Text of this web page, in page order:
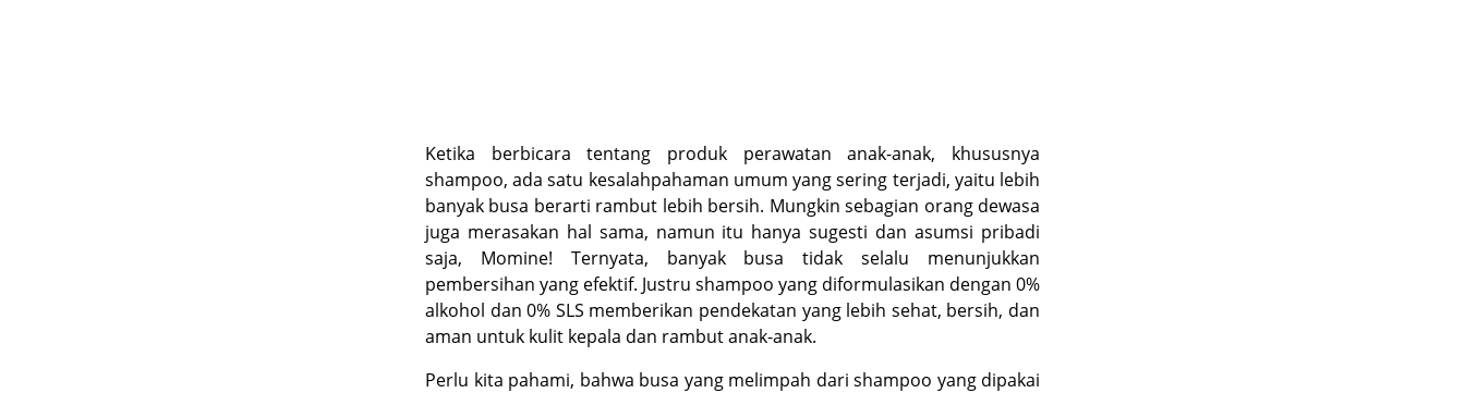
Ketika berbicara tentang produk perawatan anak-anak, khususnya
shampoo, ada satu kesalahpahaman umum yang sering terjadi, yaitu lebih
banyak busa berarti rambut lebih bersih. Mungkin sebagian orang dewasa
juga merasakan hal sama, namun itu hanya sugesti dan asumsi pribadi
saja, Momine! Ternyata, banyak busa tidak selalu menunjukkan
pembersihan yang efektif. Justru shampoo yang diformulasikan dengan 0%
alkohol dan 0% SLS memberikan pendekatan yang lebih sehat, bersih, dan
aman untuk kulit kepala dan rambut anak-anak.
Perlu kita pahami, bahwa busa yang melimpah dari shampoo yang dipakai